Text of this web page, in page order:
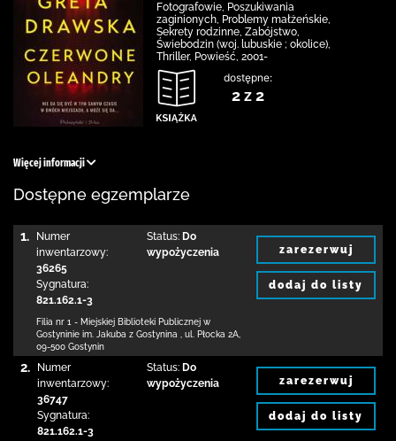
Fotografowie, Poszukiwania
zaginionych, Problemy małżeńskie,
Sekrety rodzinne, Zabójstwo,
Świebodzin (woj. lubuskie ; okolice),
Thriller, Powieść, 2001-
dostępne:
2 z 2
Więcej informacji
Dostępne egzemplarze
1.
Numer
inwentarzowy:
36265
Sygnatura:
821.162.1-3
Status: Do
wypożyczenia
Filia nr 1 - Miejskiej Biblioteki Publicznej w
Gostyninie im. Jakuba z Gostynina
ul. Płocka 2A
09-500 Gostynin
zarezerwuj
dodaj do listy
2.
Numer
inwentarzowy:
36747
Sygnatura:
821.162.1-3
Status: Do
wypożyczenia
zarezerwuj
dodaj do listy